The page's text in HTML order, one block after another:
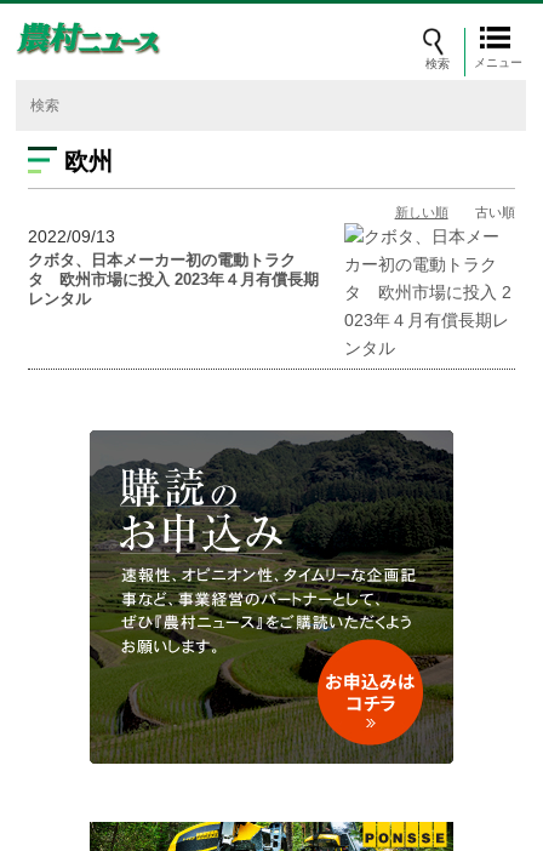
メニュー
欧州
新しい順 古い順
2022/09/13
クボタ、日本メーカー初の電動トラク
タ 欧州市場に投入 2023年４月有償長期
レンタル